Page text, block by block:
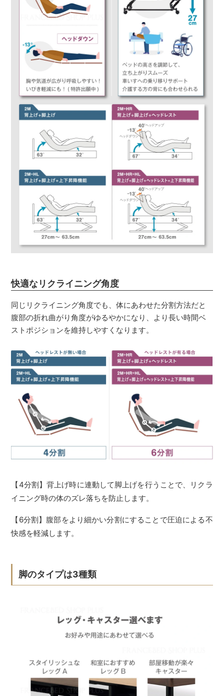
快適なリクライニング角度
同じリクライニング角度でも、体にあわせた分割方法だと
腹部の折れ曲がり角度がゆるやかになり、より長い時間ベ
ストポジションを維持しやすくなります。
【4分割】背上げ時に連動して脚上げを行うことで、リクラ
イニング時の体のズレ落ちを防止します。
【6分割】腹部をより細かい分割にすることで圧迫による不
快感を軽減します。
脚のタイプは3種類